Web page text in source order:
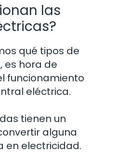
las
qué tipos de
es hora de
funcionamiento
eléctrica.
tienen un
alguna
en electricidad.